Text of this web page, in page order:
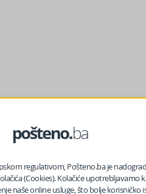
poslijepodnevnim i večernjim
2°C.
regulativom, Pošteno.ba je
(Cookies). Kolačiće upotrebljavamo
naše online usluge, što bolje korisničko